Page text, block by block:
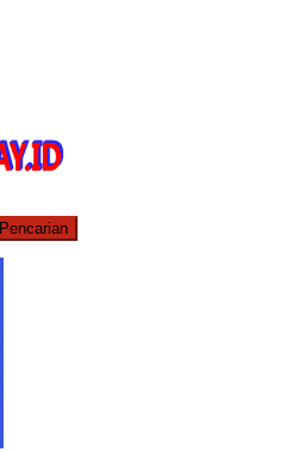
Pencarian